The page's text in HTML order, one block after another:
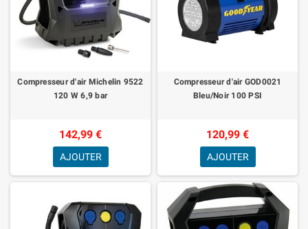
Compresseur d'air Michelin 9522
120 W 6,9 bar
142,99 €
AJOUTER
Compresseur d'air GOD0021
Bleu/Noir 100 PSI
120,99 €
AJOUTER